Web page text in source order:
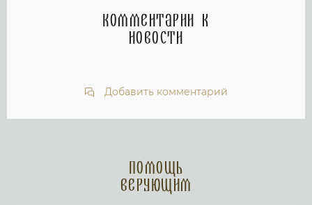
Комментарии к
новости
Добавить комментарий
Помощь
верующим